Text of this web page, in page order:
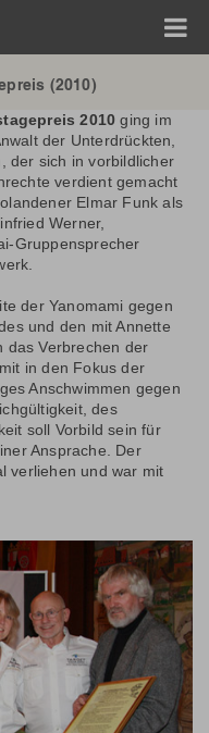
(2010)
2010 ging im
der Unterdrückten,
der sich in vorbildlicher
verdient gemacht
Elmar Funk als
Werner,
Gruppensprecher
der Yanomami gegen
und den mit Annette
das Verbrechen der
in den Fokus der
Anschwimmen gegen
des
soll Vorbild sein für
Ansprache. Der
verliehen und war mit